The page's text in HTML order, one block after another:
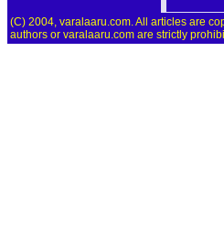
(C) 2004, varalaaru.com. All articles are
authors or varalaaru.com are strictly